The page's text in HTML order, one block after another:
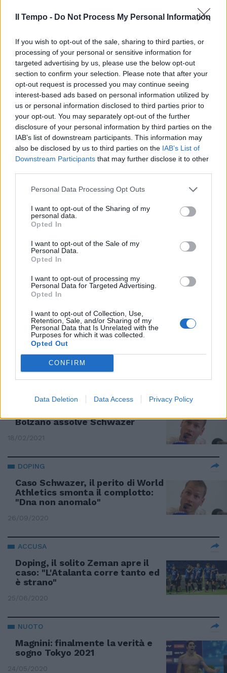
Il Tempo - Do Not Process My Personal Information
If you wish to opt-out of the sale, sharing to third parties, or
processing of your personal or sensitive information for
targeted advertising by us, please use the below opt-out
section to confirm your selection. Please note that after your
opt-out request is processed you may continue seeing
interest-based ads based on personal information utilized by
us or personal information disclosed to third parties prior to
your opt-out. You may separately opt-out of the further
disclosure of your personal information by third parties on the
IAB’s list of downstream participants. This information may
also be disclosed by us to third parties on the IAB’s List of
Downstream Participants that may further disclose it to other
Personal Data Processing Opt Outs
I want to opt-out of the Sharing of my
personal data.
Opted In
I want to opt-out of the Sale of my
Personal Data.
Opted In
I want to opt-out of processing my
Personal Data for Targeted Advertising.
Opted In
I want to opt-out of Collection, Use,
Retention, Sale, and/or Sharing of my
Personal Data that Is Unrelated with the
Purposes for which it was collected.
Opted Out
CONFIRM
Data Deletion Data Access Privacy Policy
Dino Baggio, le dichiarazioni sul
doping fanno paura. Il vero
19/01/2023
PRECISAZIONE
"Vorrei prove sui prodotti leciti".
Doping nel calcio, la richiesta di
Dino Baggio
18/01/2023
STANGATA
La squalifica per doping è
beccato il dilettante
11/01/2023
Torna il doping in Serie A: il
calciatore positivo al
26/07/2022
RIVINCITA
Sanremo, la promessa di
Schwazer: mia figlia mi vedrà
ARCHIVIATO
Bolzano assolve Schwazer
18/02/2021
DOPING
Caso Schwazer, il perito di World
Athletics smonta il complotto:
"Dna non anomalo"
26/09/2020
ACCUSA
Doping, il solito Zeman apre il
caso: "L'Atalanta corre tanto ed
è strano"
25/06/2020
NUOTO
Magnini: finalmente la verità e
sogno Tokyo 2021
24/05/2020